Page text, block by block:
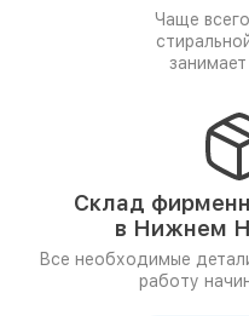
Чаще
Склад
в Нижнем
Все необходимые
работу